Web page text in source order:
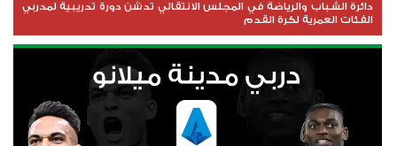
دائرة الشباب والرياضة في المجلس الانتقالي تدشن دورة تدريبية لمدربي
الفئات العمرية لكرة القدم